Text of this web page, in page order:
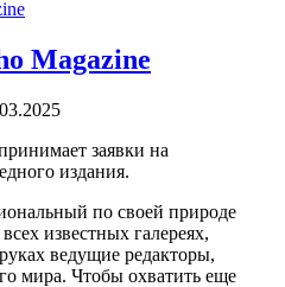
Magazine
заявки на
издания.
по своей природе
известных галереях,
ведущие редакторы,
мира. Чтобы охватить еще